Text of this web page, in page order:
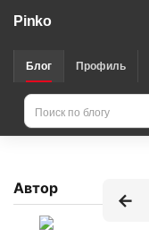
Pinko
Блог Профиль
Автор